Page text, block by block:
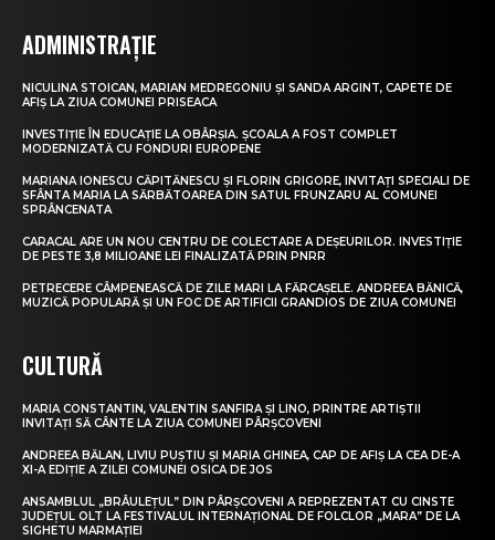
ADMINISTRAȚIE
NICULINA STOICAN, MARIAN MEDREGONIU ȘI SANDA ARGINT, CAPETE DE
AFIȘ LA ZIUA COMUNEI PRISEACA
INVESTIȚIE ÎN EDUCAȚIE LA OBÂRȘIA. ȘCOALA A FOST COMPLET
MODERNIZATĂ CU FONDURI EUROPENE
MARIANA IONESCU CĂPITĂNESCU ȘI FLORIN GRIGORE, INVITAȚI SPECIALI DE
SFÂNTA MARIA LA SĂRBĂTOAREA DIN SATUL FRUNZARU AL COMUNEI
SPRÂNCENATA
CARACAL ARE UN NOU CENTRU DE COLECTARE A DEȘEURILOR. INVESTIȚIE
DE PESTE 3,8 MILIOANE LEI FINALIZATĂ PRIN PNRR
PETRECERE CÂMPENEASCĂ DE ZILE MARI LA FĂRCAȘELE. ANDREEA BĂNICĂ,
MUZICĂ POPULARĂ ȘI UN FOC DE ARTIFICII GRANDIOS DE ZIUA COMUNEI
CULTURĂ
MARIA CONSTANTIN, VALENTIN SANFIRA ȘI LINO, PRINTRE ARTIȘTII
INVITAȚI SĂ CÂNTE LA ZIUA COMUNEI PÂRȘCOVENI
ANDREEA BĂLAN, LIVIU PUȘTIU ȘI MARIA GHINEA, CAP DE AFIȘ LA CEA DE-A
XI-A EDIȚIE A ZILEI COMUNEI OSICA DE JOS
ANSAMBLUL „BRÂULEȚUL” DIN PÂRȘCOVENI A REPREZENTAT CU CINSTE
JUDEȚUL OLT LA FESTIVALUL INTERNAȚIONAL DE FOLCLOR „MARA” DE LA
SIGHETU MARMAȚIEI